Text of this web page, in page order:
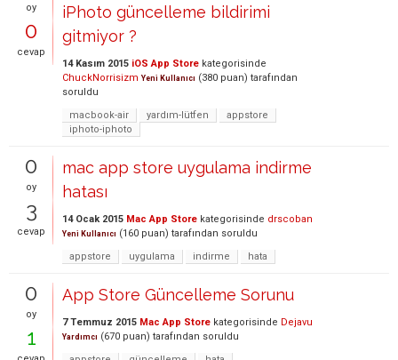
oy
0
cevap
iPhoto güncelleme bildirimi
gitmiyor ?
14 Kasım 2015 iOS App Store kategorisinde
ChuckNorrisizm Yeni Kullanıcı (380 puan) tarafından
soruldu
macbook-air
yardım-lütfen
appstore
iphoto-iphoto
0
oy
3
cevap
mac app store uygulama indirme
hatası
14 Ocak 2015 Mac App Store kategorisinde drscoban
Yeni Kullanıcı (160 puan) tarafından soruldu
appstore
uygulama indirme hata
0
oy
1
App Store Güncelleme Sorunu
7 Temmuz 2015 Mac App Store kategorisinde Dejavu
Yardımcı (670 puan) tarafından soruldu